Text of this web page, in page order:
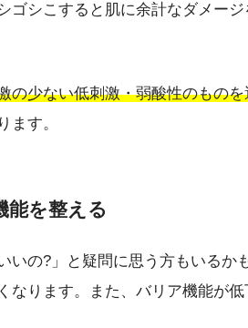
ゴシこすると肌に余計なダメー
の少ない低刺激・弱酸性のものを
ます。
能を整える
いの?」と疑問に思う方もいる
なります。また、バリア機能が